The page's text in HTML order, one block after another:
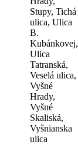
Stupy, Tichá
ulica, Ulica
B.
Kubánkovej,
Ulica
Tatranská,
Veselá ulica,
Vyšné
Hrady,
Vyšné
Skaliská,
Vyšnianska
ulica